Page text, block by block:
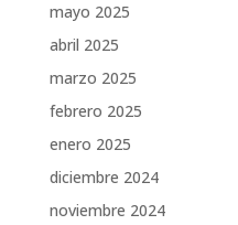
mayo 2025
abril 2025
marzo 2025
febrero 2025
enero 2025
diciembre 2024
noviembre 2024